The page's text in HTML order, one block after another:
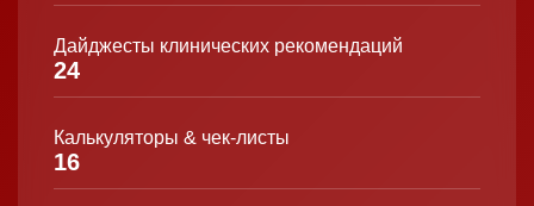
Дайджесты клинических рекомендаций
24
Калькуляторы & чек-листы
16